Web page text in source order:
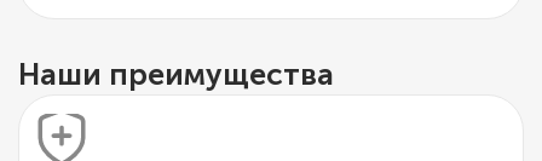
Наши преимущества